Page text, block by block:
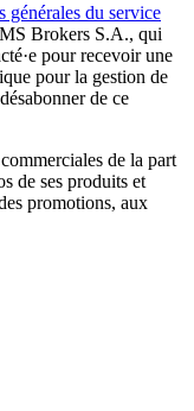
générales du service
Brokers S.A., qui
pour recevoir une
pour la gestion de
de ce
de la part
de ses produits et
promotions, aux